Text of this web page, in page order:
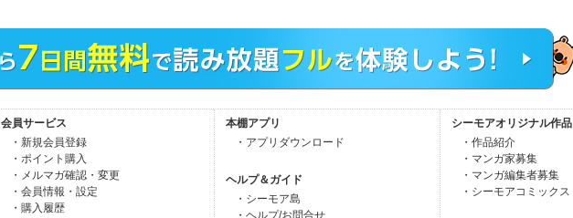
会員サービス
・新規会員登録
・ポイント購入
・メルマガ確認・変更
・会員情報・設定
・購入履歴
本棚アプリ
・アプリダウンロード
ヘルプ＆ガイド
・シーモア島
シーモアオリジナル作品
・作品紹介
・マンガ家募集
・マンガ編集者募集
・シーモアコミックス